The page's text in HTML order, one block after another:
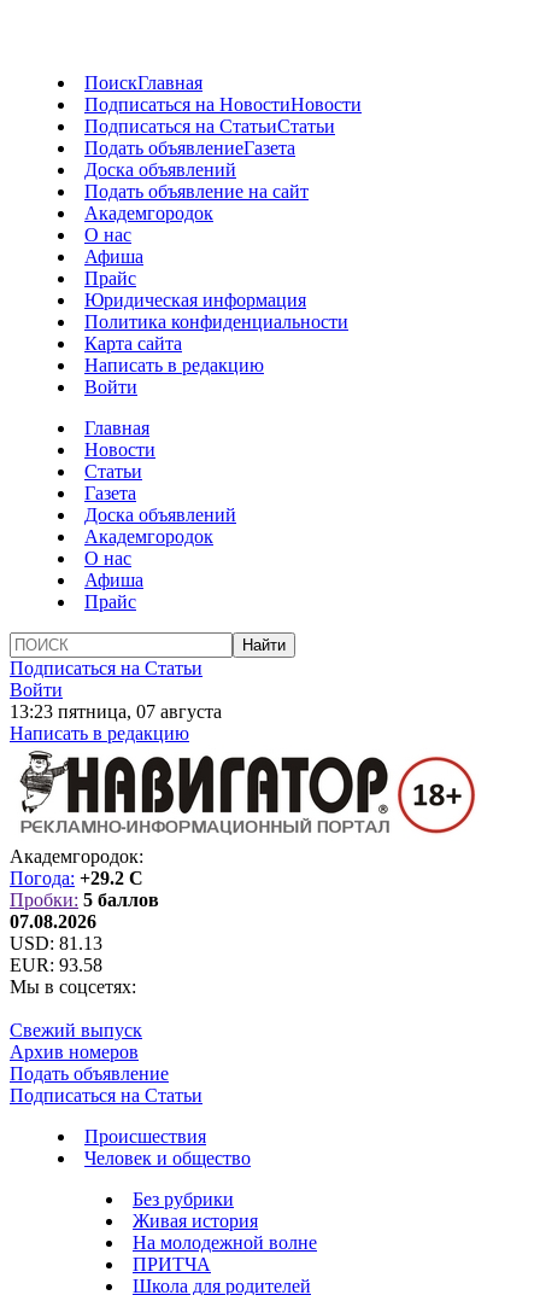
ПоискГлавная
Подписаться на НовостиНовости
Подписаться на СтатьиСтатьи
Подать объявлениеГазета
Доска объявлений
Подать объявление на сайт
Академгородок
О нас
Афиша
Прайс
Юридическая информация
Политика конфиденциальности
Карта сайта
Написать в редакцию
Войти
Главная
Новости
Статьи
Газета
Доска объявлений
Академгородок
О нас
Афиша
Прайс
Подписаться на Статьи
Войти
13:23 пятница, 07 августа
Написать в редакцию
Академгородок:
Погода: +29.2 C
Пробки: 5 баллов
07.08.2026
USD: 81.13
EUR: 93.58
Мы в соцсетях:
Свежий выпуск
Архив номеров
Подать объявление
Подписаться на Статьи
Происшествия
Человек и общество
Без рубрики
Живая история
На молодежной волне
ПРИТЧА
Школа для родителей